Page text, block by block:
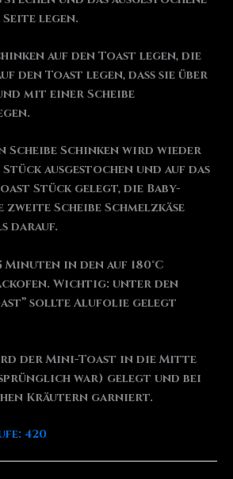
legen.
auf den Toast legen, die
den Toast legen, dass sie über
mit einer Scheibe
Scheibe Schinken wird wieder
ausgestochen und auf das
Stück gelegt, die Baby-
zweite Scheibe Schmelzkäse
darauf.
in den auf 180°C
Wichtig: unter den
sollte Alufolie gelegt
der Mini-Toast in die Mitte
war) gelegt und bei
Kräutern garniert.
420